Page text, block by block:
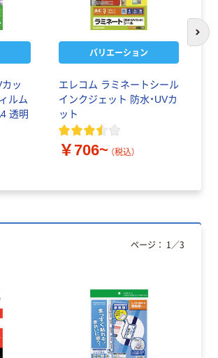
カッ
ルム
透明
バリエーション
エレコム ラミネートシール
インクジェット 防水・UVカ
ット
￥706~ （税込）
次
ページ： 1 ／3